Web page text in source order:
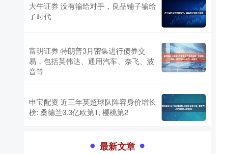
大牛证券 没有输给对手，良品铺子输给
了时代
富明证券 特朗普3月密集进行债券交
易，包括英伟达、通用汽车、奈飞、波
音等
申宝配资 近三年英超球队阵容身价增长
榜: 桑德兰3.3亿欧第1, 樱桃第2
最新文章